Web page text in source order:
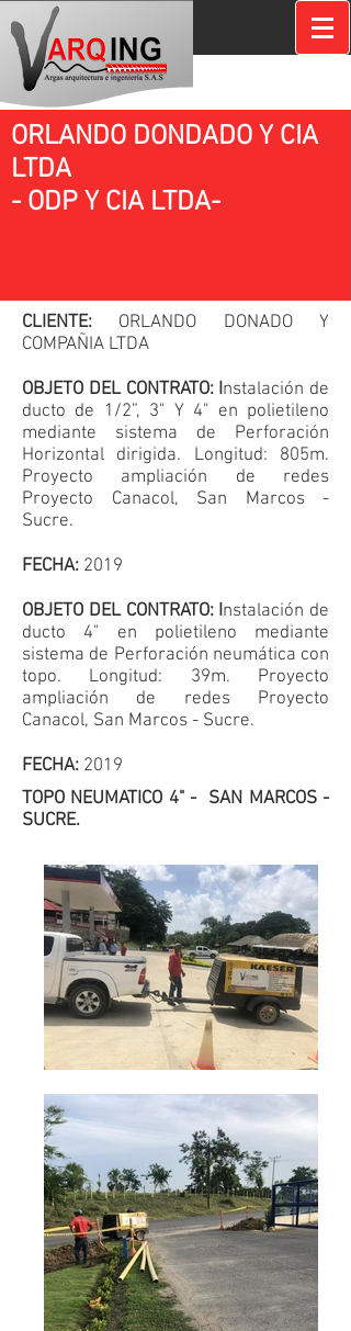
ORLANDO DONDADO Y CIA
LTDA
- ODP Y CIA LTDA-
CLIENTE: ORLANDO DONADO Y
COMPAÑIA LTDA
OBJETO DEL CONTRATO: Instalación de
ducto de 1/2”, 3" Y 4" en polietileno
mediante sistema de Perforación
Horizontal dirigida. Longitud: 805m.
Proyecto ampliación de redes
Proyecto Canacol, San Marcos -
Sucre.
FECHA: 2019
OBJETO DEL CONTRATO: Instalación de
ducto 4" en polietileno mediante
sistema de Perforación neumática con
topo. Longitud: 39m. Proyecto
ampliación de redes Proyecto
Canacol, San Marcos - Sucre.
FECHA: 2019
TOPO NEUMATICO 4" - SAN MARCOS -
SUCRE.